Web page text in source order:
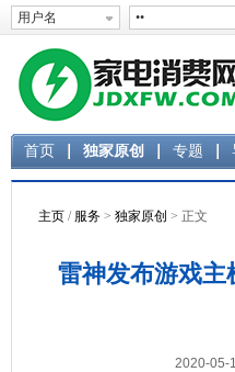
首页 独家原创 专题
主页 / 服务 > 独家原创 > 正文
雷神发布游戏主
2020-05-